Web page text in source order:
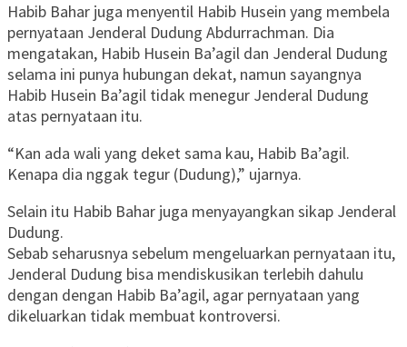
Habib Bahar juga menyentil Habib Husein yang membela
pernyataan Jenderal Dudung Abdurrachman. Dia
mengatakan, Habib Husein Ba’agil dan Jenderal Dudung
selama ini punya hubungan dekat, namun sayangnya
Habib Husein Ba’agil tidak menegur Jenderal Dudung
atas pernyataan itu.
“Kan ada wali yang deket sama kau, Habib Ba’agil.
Kenapa dia nggak tegur (Dudung),” ujarnya.
Selain itu Habib Bahar juga menyayangkan sikap Jenderal
Dudung.
Sebab seharusnya sebelum mengeluarkan pernyataan itu,
Jenderal Dudung bisa mendiskusikan terlebih dahulu
dengan dengan Habib Ba’agil, agar pernyataan yang
dikeluarkan tidak membuat kontroversi.